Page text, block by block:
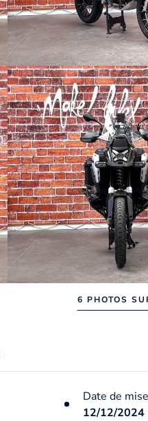
6 PHOTOS
Date de
12/12/2024